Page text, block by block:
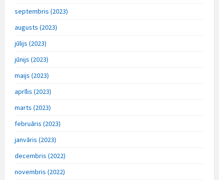
septembris (2023)
augusts (2023)
jūlijs (2023)
jūnijs (2023)
maijs (2023)
aprīlis (2023)
marts (2023)
februāris (2023)
janvāris (2023)
decembris (2022)
novembris (2022)